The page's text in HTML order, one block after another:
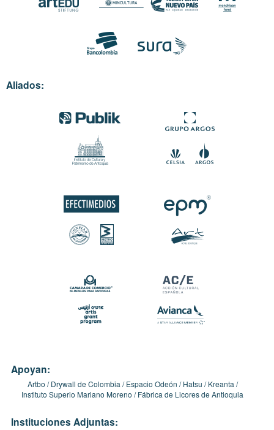
Aliados:
Apoyan:
Artbo Drywall de Colombia Espacio Odeón Hatsu
Kreanta
Instituto Superio Mariano Moreno
Fábrica de Licores de Antioquia
Instituciones Adjuntas: